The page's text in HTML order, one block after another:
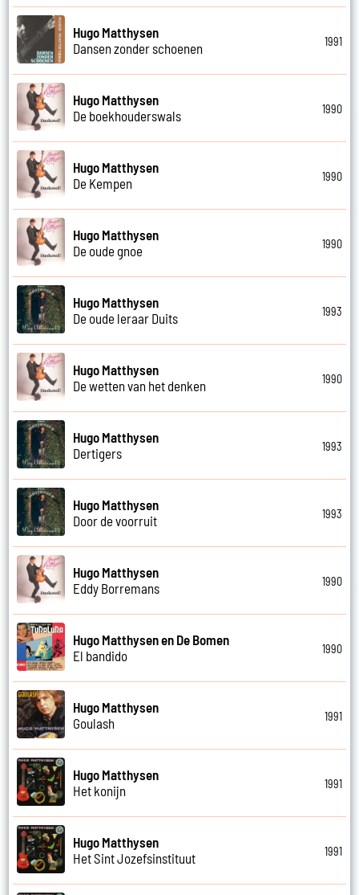
Hugo Matthysen
Dansen zonder schoenen
1991
Hugo Matthysen
De boekhouderswals
1990
Hugo Matthysen
De Kempen
1990
Hugo Matthysen
De oude gnoe
1990
Hugo Matthysen
De oude leraar Duits
1993
Hugo Matthysen
De wetten van het denken
1990
Hugo Matthysen
Dertigers
1993
Hugo Matthysen
Door de voorruit
1993
Hugo Matthysen
Eddy Borremans
1990
Hugo Matthysen en De Bomen
El bandido
1990
Hugo Matthysen
Goulash
1991
Hugo Matthysen
Het konijn
1991
Hugo Matthysen
Het Sint Jozefsinstituut
1991